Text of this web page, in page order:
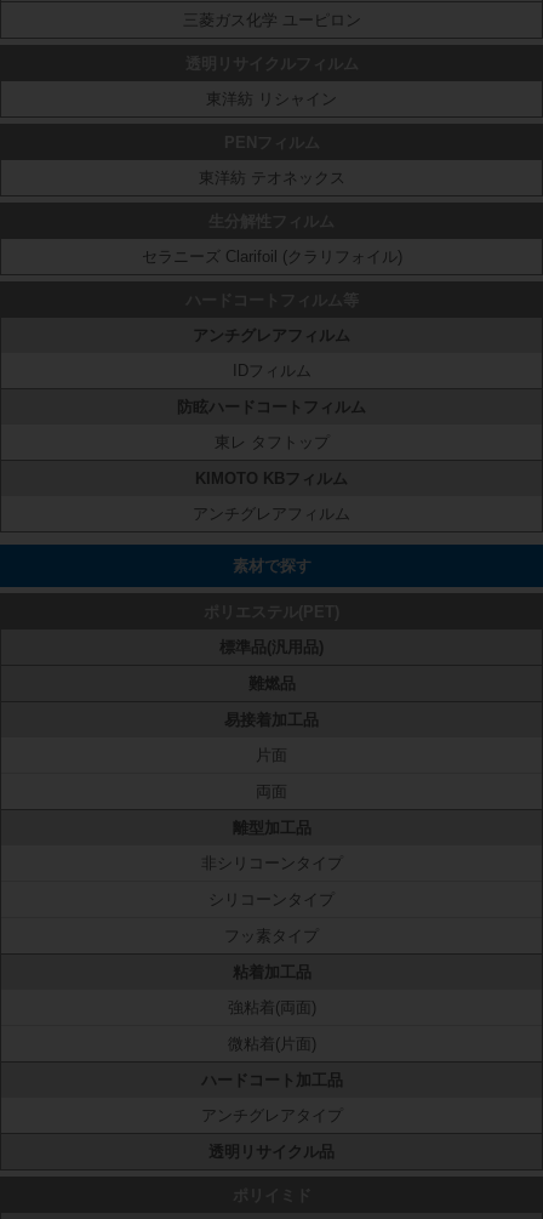
三菱ガス化学 ユーピロン
東洋紡 リシャイン
東洋紡 テオネックス
セラニーズ Clarifoil (クラリフォイル)
アンチグレアフィルム
IDフィルム
防眩ハードコートフィルム
東レ タフトップ
KIMOTO KBフィルム
アンチグレアフィルム
素材で探す
標準品(汎用品)
難燃品
易接着加工品
片面
両面
離型加工品
非シリコーンタイプ
シリコーンタイプ
フッ素タイプ
粘着加工品
強粘着(両面)
微粘着(片面)
ハードコート加工品
アンチグレアタイプ
透明リサイクル品